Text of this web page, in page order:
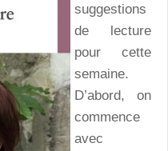
suggestions
de lecture
pour cette
semaine.
D’abord, on
commence
avec